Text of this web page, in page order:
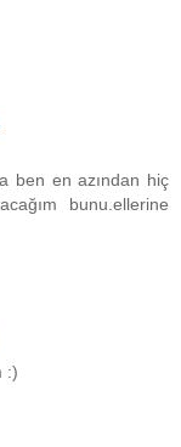
ben en azından hiç
bunu.ellerine
:)